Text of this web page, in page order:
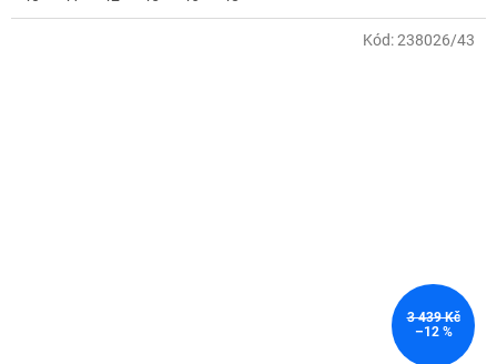
3 439 Kč
–12 %
Kód:238026/43